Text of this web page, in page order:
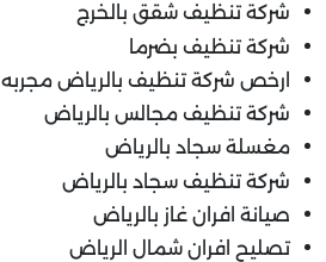
شركة تنظيف شقق بالخرج
شركة تنظيف بضرما
ارخص شركة تنظيف بالرياض مجربه
شركة تنظيف مجالس بالرياض
مغسلة سجاد بالرياض
شركة تنظيف سجاد بالرياض
صيانة افران غاز بالرياض
تصليح افران شمال الرياض